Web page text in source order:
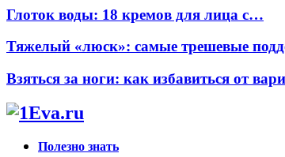
Глоток воды: 18 кремов для лица с…
Тяжелый «люск»: самые трешевые
Взяться за ноги: как избавиться от
Полезно знать